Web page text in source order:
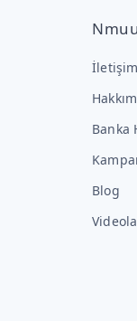
İletişim
Banka
Blog